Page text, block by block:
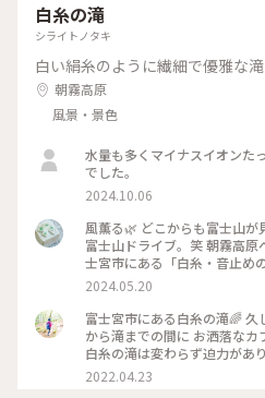
白糸の滝
シライトノタキ
白い絹糸のように繊細で優雅な滝
朝霧高原
風景・景色
水量も多くマイナスイオンた
でした。
2024.10.06
風薫る🌿 どこからも富士山
富士山ドライブ。笑 朝霧高
士宮市にある「白糸・音止め
国の名勝・天然記念物に指定
が富士山の湧水で 高さ20メ
た絶壁から流れ落ちる姿は…
優しい景観。 初夏の陽気の日
っぷりの 心も体もリフレッシ
宮市#白糸の滝#音止めの滝#
滝（4枚目）#マイナスイオン
2024.05.20
富士宮市にある白糸の滝🌈
から滝までの間に お洒落な
白糸の滝は変わらず迫力があ
浴びることができました
なかなか出かけられなかった
2022.04.23